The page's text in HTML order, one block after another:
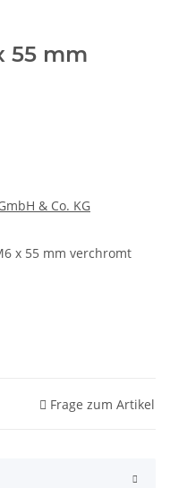
55 mm
& Co. KG
x 55 mm verchromt
Frage zum Artikel